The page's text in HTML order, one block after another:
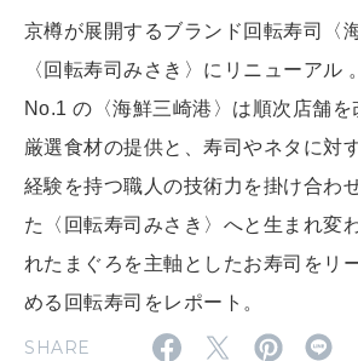
2026年8月号『お茶の時間で
2026年6月号「大銀座 トレンドが生まれる
2026年4月号「未来をつくる、学び
FOLLOW US!
京樽が展開するブランド回転寿司〈
〈回転寿司みさき〉にリニューアル
No.1 の〈海鮮三崎港〉は順次店舗を
厳選食材の提供と、寿司やネタに対
経験を持つ職人の技術力を掛け合わ
た〈回転寿司みさき〉へと生まれ変
れたまぐろを主軸としたお寿司をリ
める回転寿司をレポート。
SHARE